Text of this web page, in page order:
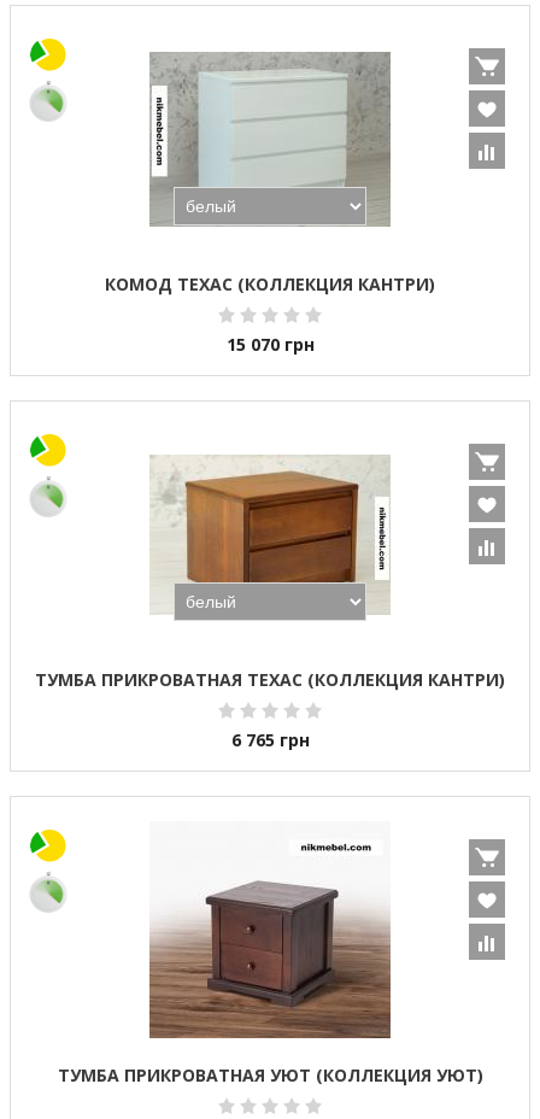
КОМОД ТЕХАС (КОЛЛЕКЦИЯ КАНТРИ)
15 070 грн
ТУМБА ПРИКРОВАТНАЯ ТЕХАС (КОЛЛЕКЦИЯ КАНТРИ)
6 765 грн
ТУМБА ПРИКРОВАТНАЯ УЮТ (КОЛЛЕКЦИЯ УЮТ)